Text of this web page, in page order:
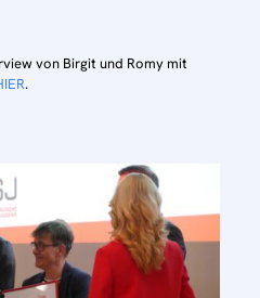
von Birgit und Romy mit
.